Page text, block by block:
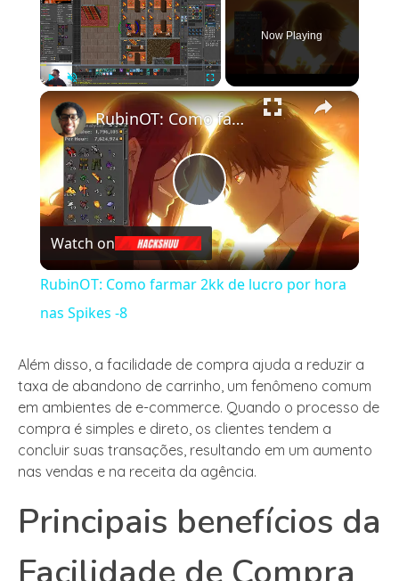
Fullscreen
Now Playing
×
Play
Video
RubinOT: Como farmar 2kk de lucro por hora nas Spikes -8
Watch on
RubinOT: Como farmar 2kk de lucro por hora
nas Spikes -8
Além disso, a facilidade de compra ajuda a reduzir a
taxa de abandono de carrinho, um fenômeno comum
em ambientes de e-commerce. Quando o processo de
compra é simples e direto, os clientes tendem a
concluir suas transações, resultando em um aumento
nas vendas e na receita da agência.
Principais benefícios da